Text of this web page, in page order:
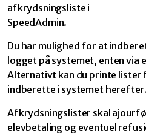
afkrydsningsliste i
SpeedAdmin.
Du har mulighed for at
logget på systemet, enten via
Alternativt kan du printe lister
indberette i systemet
Afkrydsningslister skal
elevbetaling og eventuel